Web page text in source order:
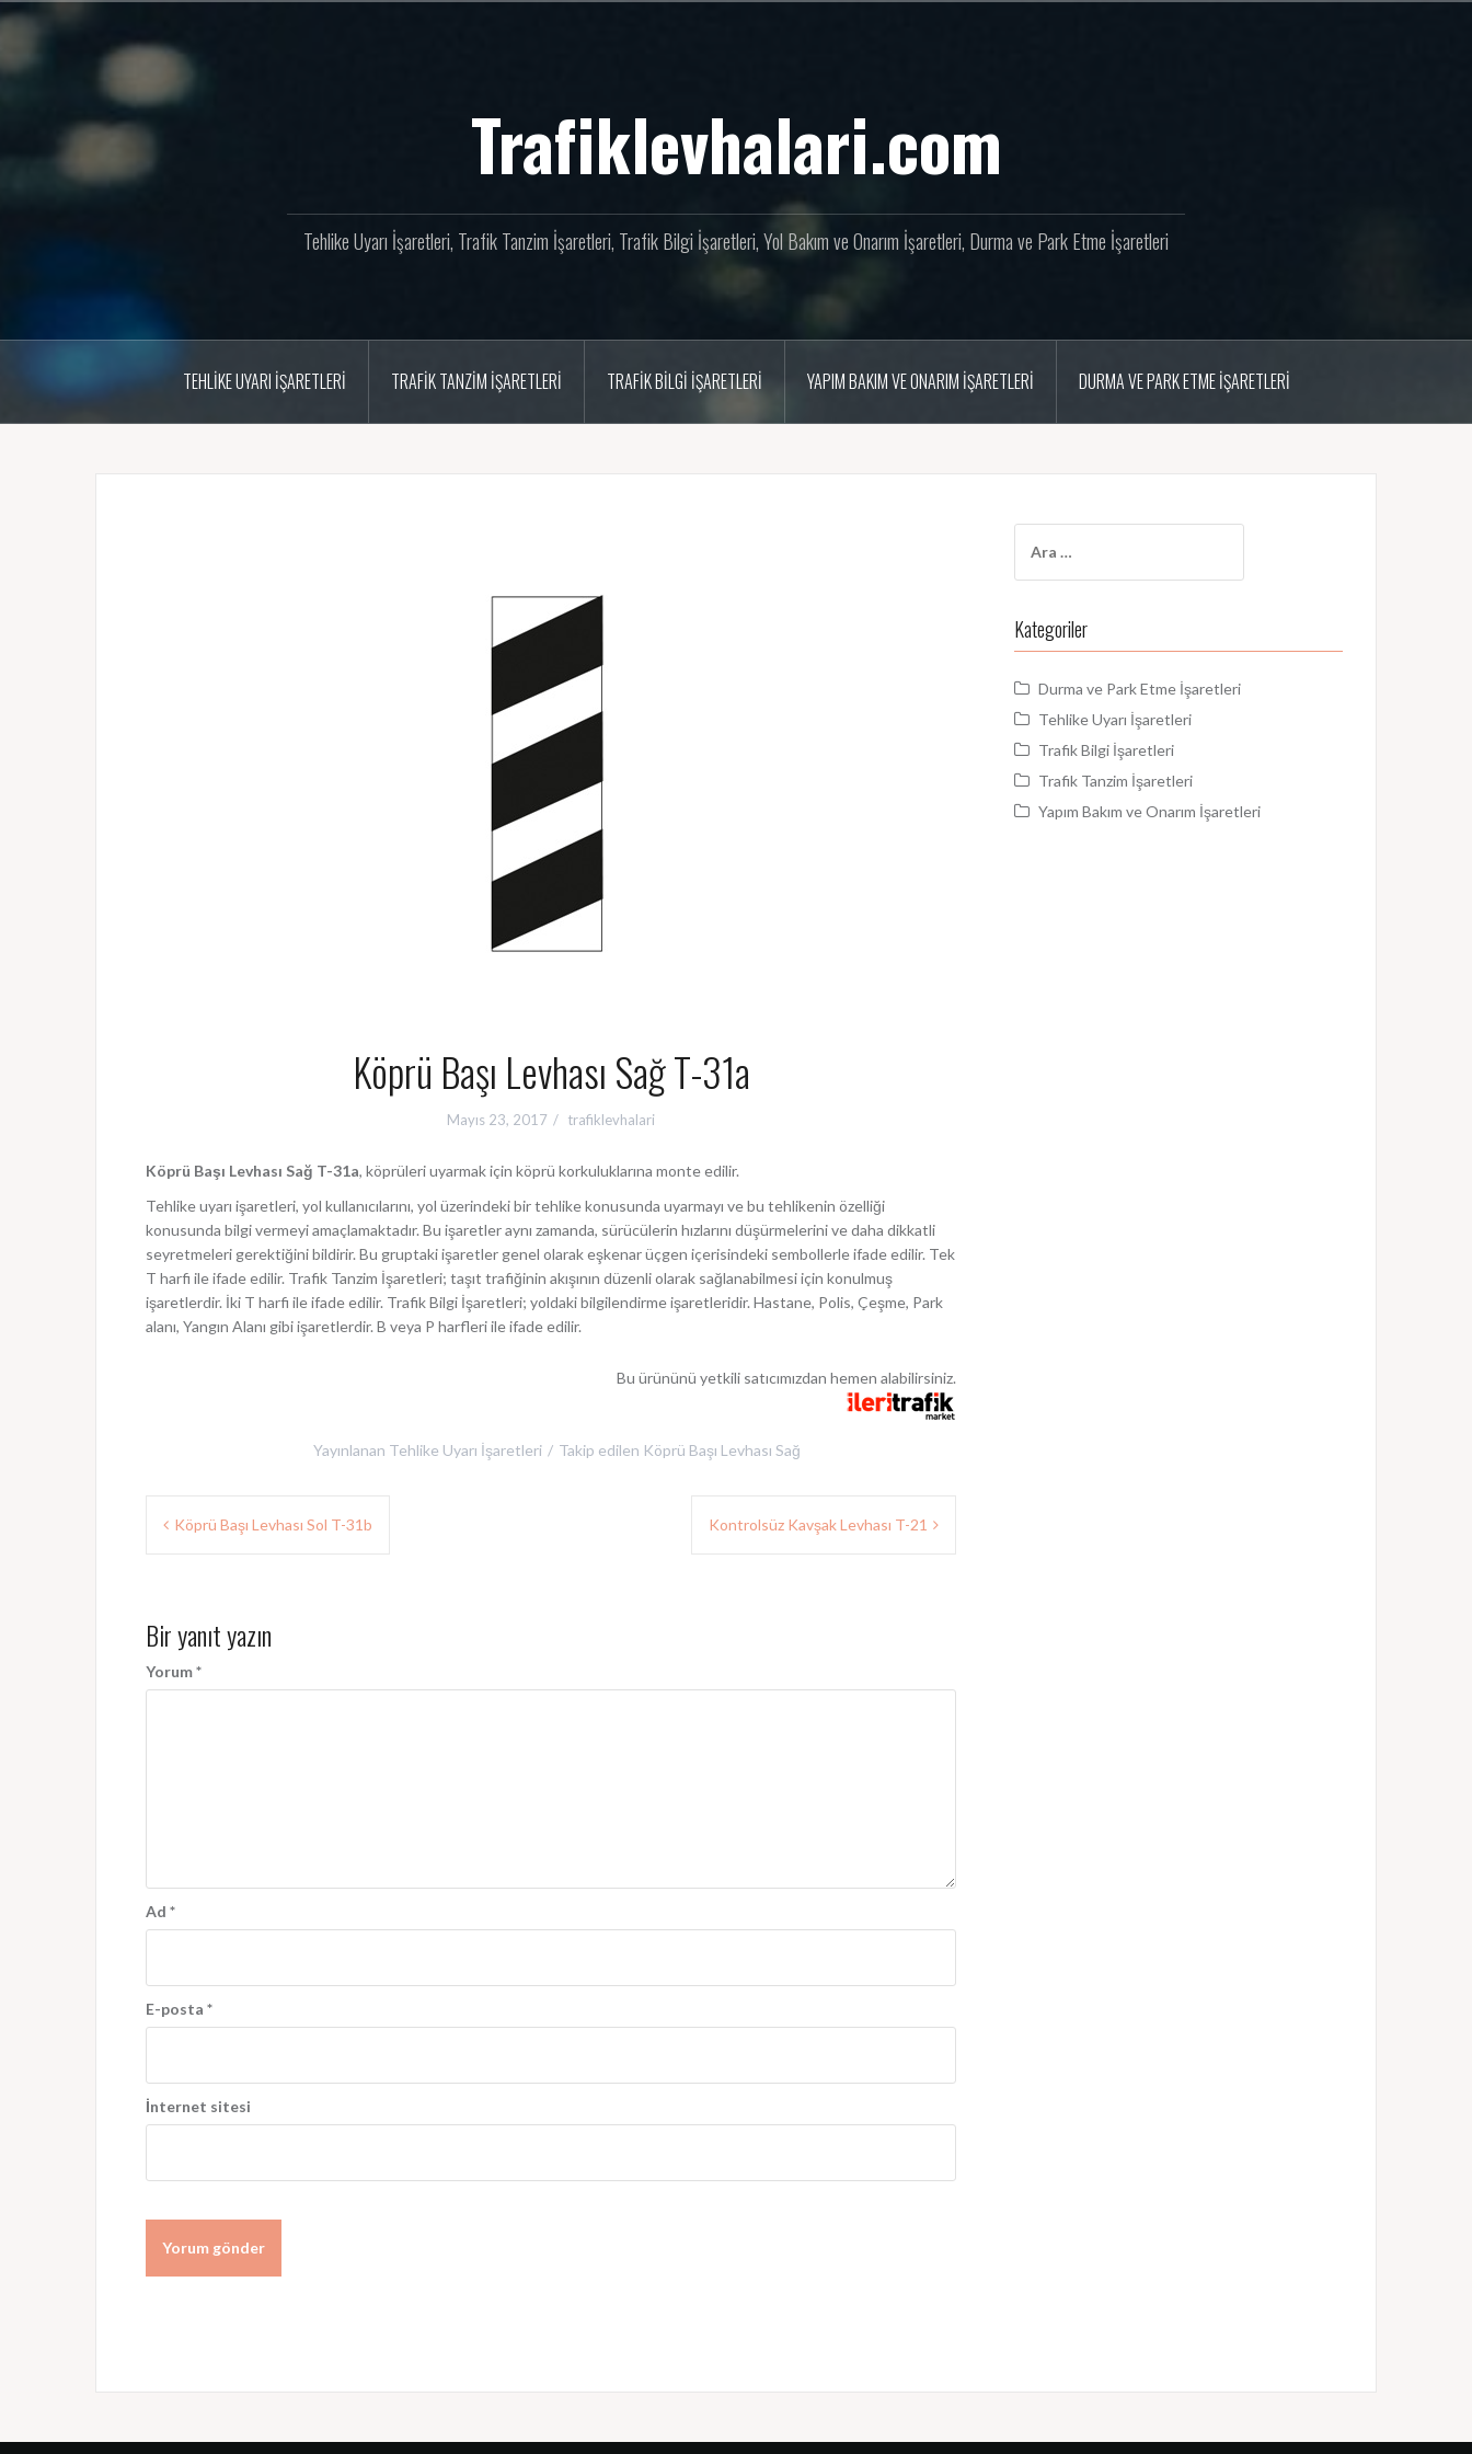
İçeriğe
Trafiklevhalari.com
Tehlike Uyarı İşaretleri, Trafik Tanzim İşaretleri, Trafik Bilgi İşaretleri, Yol Bakım ve Onarım İşaretleri, Durma ve Park Etme İşaretleri
TEHLIKE UYARI İŞARETLERI TRAFIK TANZIM İŞARETLERI TRAFIK BILGI İŞARETLERI YAPIM BAKIM VE ONARIM İŞARETLERI DURMA VE PARK ETME İŞARETLERI
Köprü Başı Levhası Sağ T-31a
Mayıs 23, 2017 trafiklevhalari
Köprü Başı Levhası Sağ T-31a, köprüleri uyarmak için köprü korkuluklarına monte edilir.
Tehlike uyarı işaretleri, yol kullanıcılarını, yol üzerindeki bir tehlike konusunda uyarmayı ve bu tehlikenin özelliği
konusunda bilgi vermeyi amaçlamaktadır. Bu işaretler aynı zamanda, sürücülerin hızlarını düşürmelerini ve daha dikkatli
seyretmeleri gerektiğini bildirir. Bu gruptaki işaretler genel olarak eşkenar üçgen içerisindeki sembollerle ifade edilir. Tek
T harfi ile ifade edilir. Trafik Tanzim İşaretleri; taşıt trafiğinin akışının düzenli olarak sağlanabilmesi için konulmuş
işaretlerdir. İki T harfi ile ifade edilir. Trafik Bilgi İşaretleri; yoldaki bilgilendirme işaretleridir. Hastane, Polis, Çeşme, Park
alanı, Yangın Alanı gibi işaretlerdir. B veya P harfleri ile ifade edilir.
Bu ürününü yetkili satıcımızdan hemen alabilirsiniz.
Yayınlanan Tehlike Uyarı İşaretleri Takip edilen Köprü Başı Levhası Sağ
Yazı
gezinmesi
Köprü Başı Levhası Sol T-31b Kontrolsüz Kavşak Levhası T-21
Bir yanıt yazın
Yorum*
Ad *
E-posta *
İnternet sitesi
Kategoriler
Durma ve Park Etme İşaretleri
Tehlike Uyarı İşaretleri
Trafik Bilgi İşaretleri
Trafik Tanzim İşaretleri
Yapım Bakım ve Onarım İşaretleri